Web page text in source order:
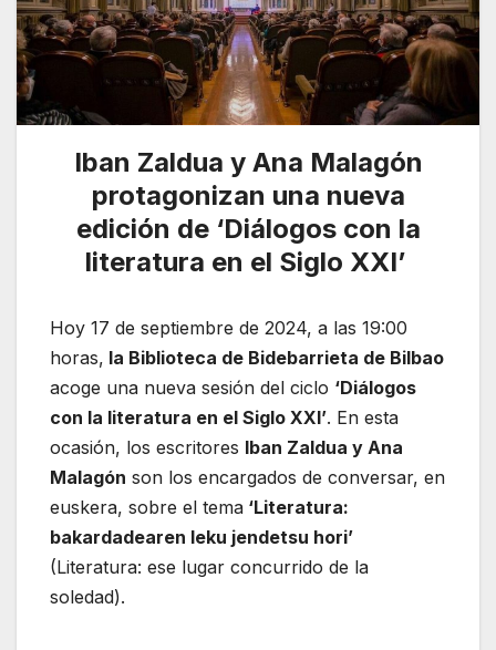
Iban Zaldua y Ana Malagón
protagonizan una nueva
edición de ‘Diálogos con la
literatura en el Siglo XXI’
Hoy 17 de septiembre de 2024, a las 19:00
horas, la Biblioteca de Bidebarrieta de Bilbao
acoge una nueva sesión del ciclo ‘Diálogos
con la literatura en el Siglo XXI’. En esta
ocasión, los escritores Iban Zaldua y Ana
Malagón son los encargados de conversar, en
euskera, sobre el tema ‘Literatura:
bakardadearen leku jendetsu hori’
(Literatura: ese lugar concurrido de la
soledad).